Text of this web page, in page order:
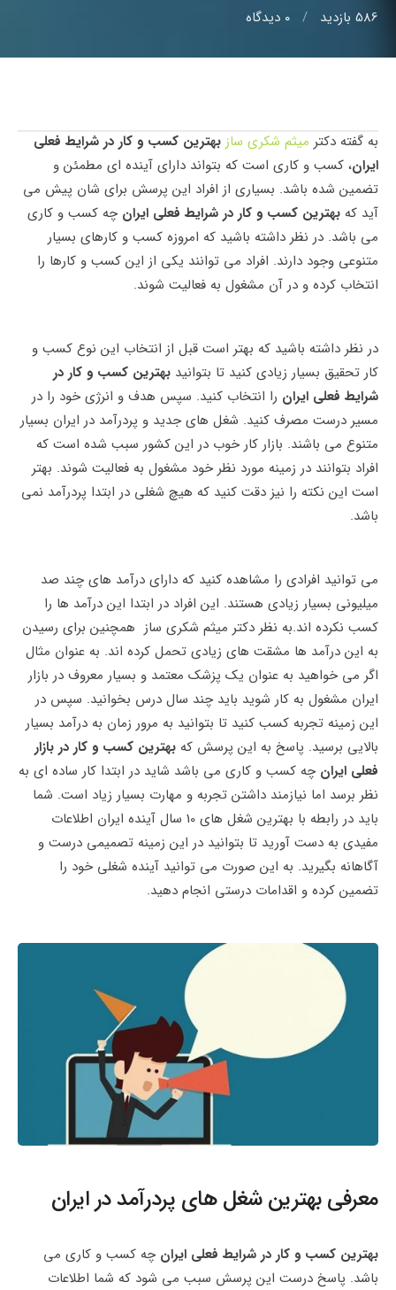
586 بازدید 0 دیدگاه
به گفته دکتر میثم شکری ساز بهترین کسب و کار در شرایط فعلی
ایران، کسب و کاری است که بتواند دارای آینده ای مطمئن و
تضمین شده باشد. بسیاری از افراد این پرسش برای شان پیش می‌
آید که بهترین کسب و کار در شرایط فعلی ایران چه کسب و کاری
می باشد. در نظر داشته باشید که امروزه کسب و کارهای بسیار
متنوعی وجود دارند. افراد می‌ توانند یکی از این کسب و کارها را
انتخاب کرده و در آن مشغول به فعالیت شوند.
در نظر داشته باشید که بهتر است قبل از انتخاب این نوع کسب و
کار تحقیق بسیار زیادی کنید تا بتوانید بهترین کسب و کار در
شرایط فعلی ایران را انتخاب کنید. سپس هدف و انرژی خود را در
مسیر درست مصرف کنید. شغل های جدید و پردرآمد در ایران بسیار
متنوع می باشند. بازار کار خوب در این کشور سبب شده است که
افراد بتوانند در زمینه مورد نظر خود مشغول به فعالیت شوند. بهتر
است این نکته را نیز دقت کنید که هیچ شغلی در ابتدا پردرآمد نمی
باشد.
می‌ توانید افرادی را مشاهده کنید که دارای درآمد های چند صد
میلیونی بسیار زیادی هستند. این افراد در ابتدا این درآمد ها را
کسب نکرده اند.به نظر دکتر میثم شکری ساز همچنین برای رسیدن
به این درآمد ها مشقت های زیادی تحمل کرده اند. به عنوان مثال
اگر می خواهید به عنوان یک پزشک معتمد و بسیار معروف در بازار
ایران مشغول به کار شوید باید چند سال درس بخوانید. سپس در
این زمینه تجربه کسب کنید تا بتوانید به مرور زمان به درآمد بسیار
بالایی برسید. پاسخ به این پرسش که بهترین کسب و کار در بازار
فعلی ایران چه کسب و کاری می باشد شاید در ابتدا کار ساده ای به
نظر برسد اما نیازمند داشتن تجربه و مهارت بسیار زیاد است. شما
باید در رابطه با بهترین شغل های 10 سال آینده ایران اطلاعات
مفیدی به دست آورید تا بتوانید در این زمینه تصمیمی درست و
آگاهانه بگیرید. به این صورت می توانید آینده شغلی خود را
تضمین کرده و اقدامات درستی انجام دهید.
معرفی بهترین شغل های پردرآمد در ایران
بهترین کسب و کار در شرایط فعلی ایران چه کسب و کاری می
باشد. پاسخ درست این پرسش سبب می شود که شما اطلاعات